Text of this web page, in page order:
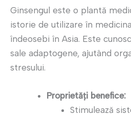
Ginsengul este o plantă
istorie de utilizare în
îndeosebi în Asia. Este
sale adaptogene, ajutând
stresului.
Proprietăți benefice:
Stimulează